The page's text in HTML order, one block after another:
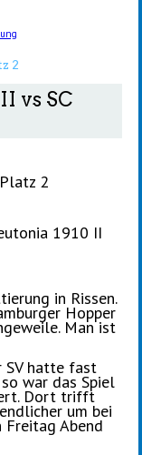
2
vs SC
2
1910 II
in Rissen.
Hopper
Man ist
SV hatte fast
war das Spiel
Dort trifft
um bei
Freitag Abend